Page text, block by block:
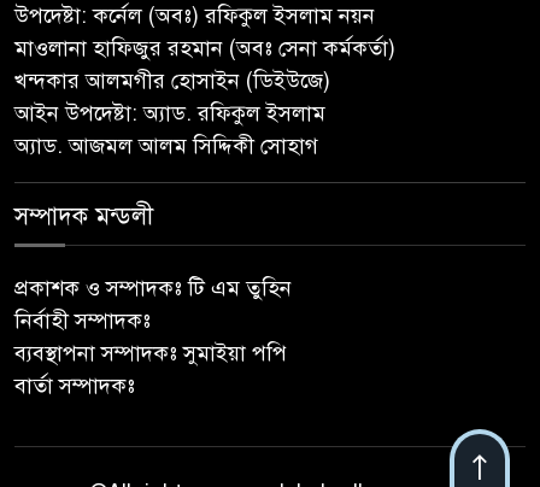
‎গৌরনদীতে যথাযোগ্য মর্যাদায়
পালিত হলো ‘০৫ আগস্ট জুলাই
গণঅভ্যুত্থান দিবস ২০২৬’ ‎
বাবুগঞ্জে বাংলাদেশ প্রাথমিক শিক্ষক
সমিতির কমিটি ঘোষণাঃ সালাম
সাভারে টিন কেটে দুঃসাহসিক চুরি,
৫ লাখ ৫০ হাজার টাকার মালামাল
লুটের অভিযোগ
বৃক্ষরোপণ অভিযান শুরু করেছে
উপদেষ্টা: কর্নেল (অবঃ) রফিকুল ইসলাম নয়ন
মাওলানা হাফিজুর রহমান (অবঃ সেনা কর্মকর্তা)
খন্দকার আলমগীর হোসাইন (ডিইউজে)
আইন উপদেষ্টা: অ্যাড. রফিকুল ইসলাম
অ্যাড. আজমল আলম সিদ্দিকী সোহাগ
সম্পাদক মন্ডলী
প্রকাশক ও সম্পাদকঃ টি এম তুহিন
নির্বাহী সম্পাদকঃ
ব্যবস্থাপনা সম্পাদকঃ সুমাইয়া পপি
বার্তা সম্পাদকঃ